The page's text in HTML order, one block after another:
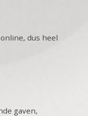
dus heel
gaven,